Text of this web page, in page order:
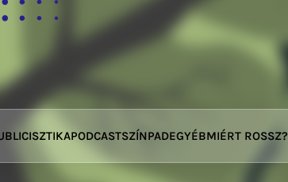
PODCASTSZÍNPADEGYÉBMIÉRT ROSSZ?